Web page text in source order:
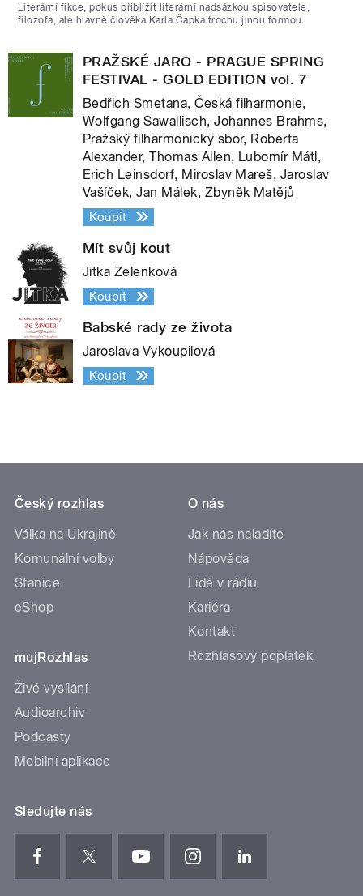
Literární fikce, pokus přiblížit literární nadsázkou spisovatele,
filozofa, ale hlavně člověka Karla Čapka trochu jinou formou.
PRAŽSKÉ JARO - PRAGUE SPRING
FESTIVAL - GOLD EDITION vol. 7
Bedřich Smetana, Česká filharmonie,
Wolfgang Sawallisch, Johannes Brahms,
Pražský filharmonický sbor, Roberta
Alexander, Thomas Allen, Lubomír Mátl,
Erich Leinsdorf, Miroslav Mareš, Jaroslav
Vašíček, Jan Málek, Zbyněk Matějů
Koupit
Mít svůj kout
Jitka Zelenková
Koupit
Babské rady ze života
Jaroslava Vykoupilová
Koupit
Český rozhlas
Válka na Ukrajině
Komunální volby
Stanice
eShop
mujRozhlas
Živé vysílání
Audioarchiv
Podcasty
Mobilní aplikace
O nás
Jak nás naladíte
Nápověda
Lidé v rádiu
Kariéra
Kontakt
Rozhlasový poplatek
Sledujte nás